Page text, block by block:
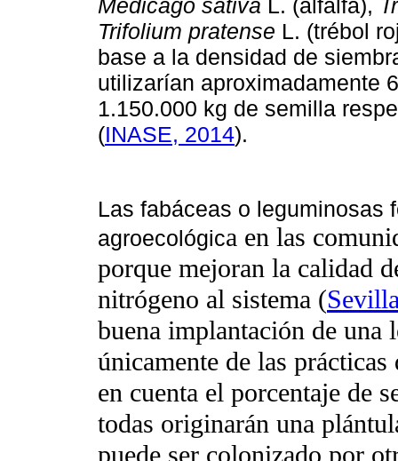
Medicago sativa L. (alfalfa),
Trifolium pratense L. (trébol
base a la densidad de
utilizarían aproximadamente
1.150.000 kg de semilla
(INASE, 2014).
Las fabáceas o leguminosas
agroecológica en las
porque mejoran la calidad
nitrógeno al sistema (
buena implantación de una
únicamente de las
en cuenta el porcentaje de
todas originarán una
puede ser colonizado por